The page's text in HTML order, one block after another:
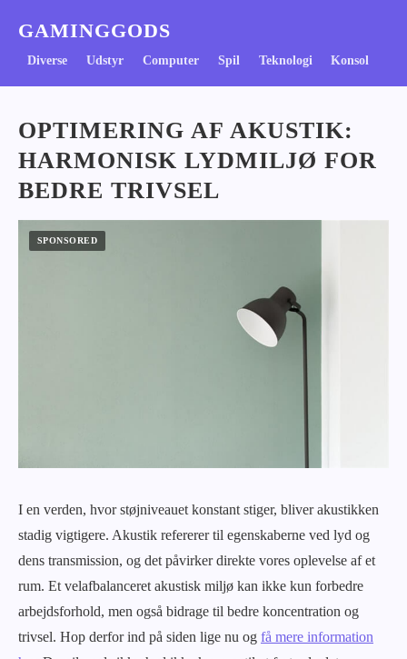
GAMINGGODS
Diverse Udstyr Computer Spil Teknologi Konsol
OPTIMERING AF AKUSTIK:
HARMONISK LYDMILJØ FOR
BEDRE TRIVSEL
I en verden, hvor støjniveauet konstant stiger, bliver akustikken
stadig vigtigere. Akustik refererer til egenskaberne ved lyd og
dens transmission, og det påvirker direkte vores oplevelse af et
rum. Et velafbalanceret akustisk miljø kan ikke kun forbedre
arbejdsforhold, men også bidrage til bedre koncentration og
trivsel. Hop derfor ind på siden lige nu og få mere information